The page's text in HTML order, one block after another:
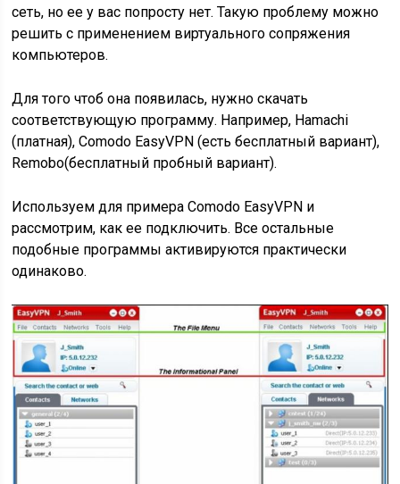
сеть, но ее у вас попросту нет. Такую проблему можно
решить с применением виртуального сопряжения
компьютеров.
Для того чтоб она появилась, нужно скачать
соответствующую программу. Например, Hamachi
(платная), Comodo EasyVPN (есть бесплатный вариант),
Remobo(бесплатный пробный вариант).
Используем для примера Comodo EasyVPN и
рассмотрим, как ее подключить. Все остальные
подобные программы активируются практически
одинаково.